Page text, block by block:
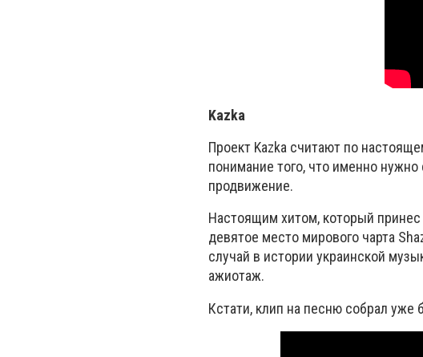
Kazka
Проект Kazka считают по
понимание того, что именно
продвижение.
Настоящим хитом, который принес
девятое место мирового чарта
случай в истории украинской
ажиотаж.
Кстати, клип на песню собрал уже